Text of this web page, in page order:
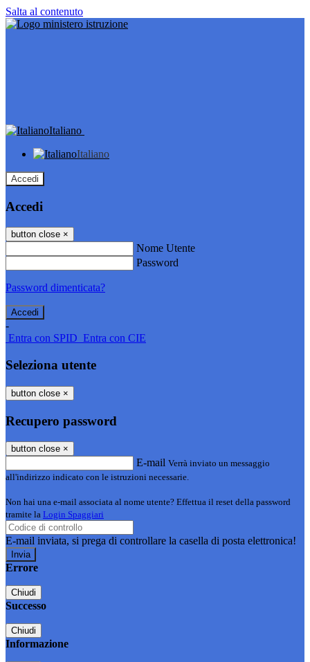
Salta al contenuto
Italiano
Italiano
Accedi
Accedi
button close ×
Nome Utente
Password
Password dimenticata?
-
Entra con SPID Entra con CIE
Seleziona utente
button close ×
Recupero password
button close ×
E-mail Verrà inviato un messaggio
all'indirizzo indicato con le istruzioni necessarie.
Non hai una e-mail associata al nome utente? Effettua il reset della password
tramite la Login Spaggiari
E-mail inviata, si prega di controllare la casella di posta elettronica!
Errore
Chiudi
Successo
Chiudi
Informazione